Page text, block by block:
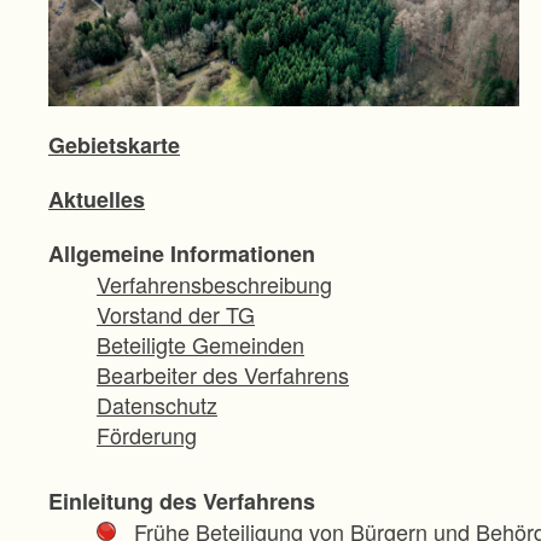
Gebietskarte
Aktuelles
Allgemeine Informationen
Verfahrensbeschreibung
Vorstand der TG
Beteiligte Gemeinden
Bearbeiter des Verfahrens
Datenschutz
Förderung
Einleitung des Verfahrens
Frühe Beteiligung von Bürgern und